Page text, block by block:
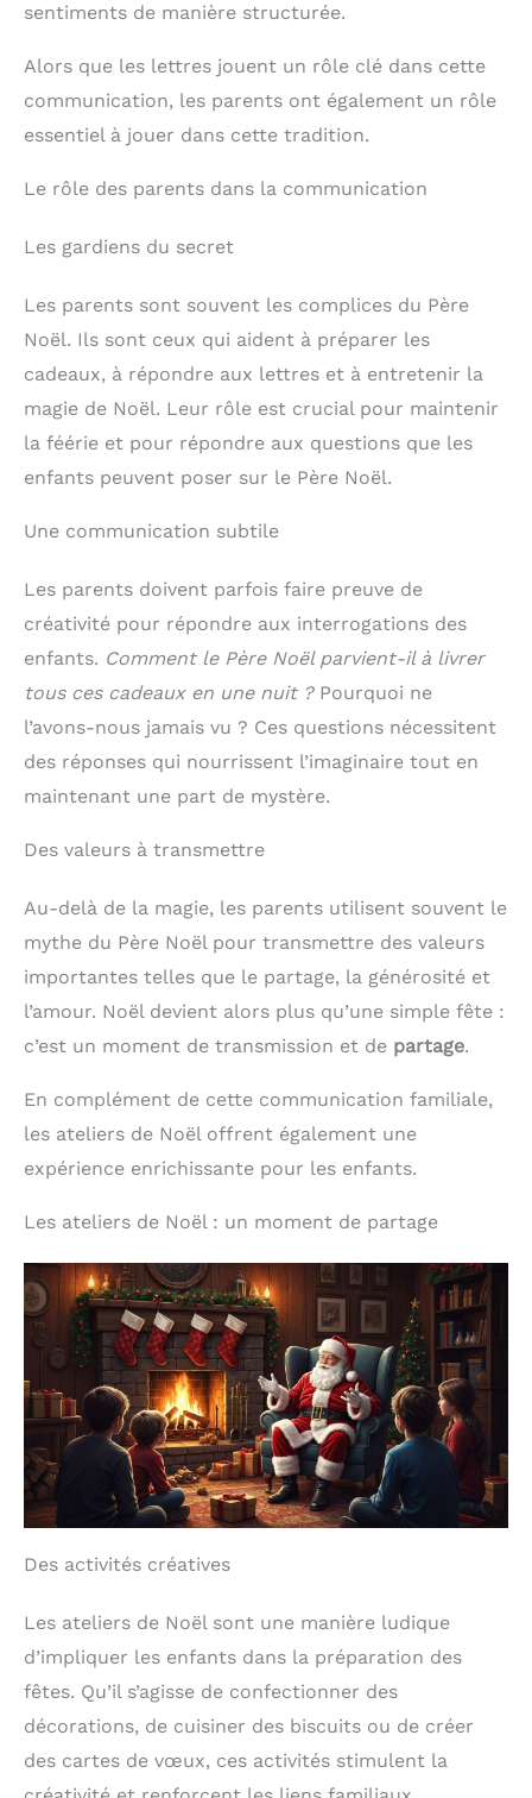
sentiments de manière structurée.
Alors que les lettres jouent un rôle clé dans cette
communication, les parents ont également un rôle
essentiel à jouer dans cette tradition.
Le rôle des parents dans la communication
Les gardiens du secret
Les parents sont souvent les complices du Père
Noël. Ils sont ceux qui aident à préparer les
cadeaux, à répondre aux lettres et à entretenir la
magie de Noël. Leur rôle est crucial pour maintenir
la féérie et pour répondre aux questions que les
enfants peuvent poser sur le Père Noël.
Une communication subtile
Les parents doivent parfois faire preuve de
créativité pour répondre aux interrogations des
enfants. Comment le Père Noël parvient-il à livrer
tous ces cadeaux en une nuit ?Pourquoi ne
l’avons-nous jamais vu ? Ces questions nécessitent
des réponses qui nourrissent l’imaginaire tout en
maintenant une part de mystère.
Des valeurs à transmettre
Au-delà de la magie, les parents utilisent souvent le
mythe du Père Noël pour transmettre des valeurs
importantes telles que le partage, la générosité et
l’amour. Noël devient alors plus qu’une simple fête :
c’est un moment de transmission et de partage.
En complément de cette communication familiale,
les ateliers de Noël offrent également une
expérience enrichissante pour les enfants.
Les ateliers de Noël : un moment de partage
Des activités créatives
Les ateliers de Noël sont une manière ludique
d’impliquer les enfants dans la préparation des
fêtes. Qu’il s’agisse de confectionner des
décorations, de cuisiner des biscuits ou de créer
des cartes de vœux, ces activités stimulent la